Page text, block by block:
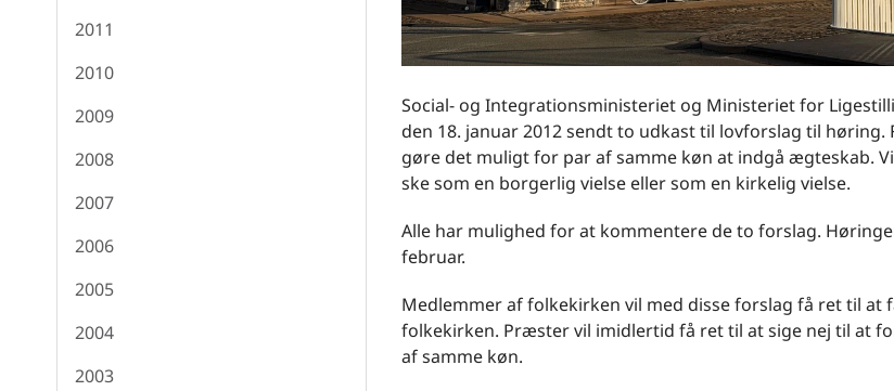
2011
2010
2009
2008
2007
2006
2005
2004
2003
Social- og Integrationsministeriet og Ministeriet for
den 18. januar 2012 sendt to udkast til lovforslag til høring.
gøre det muligt for par af samme køn at indgå ægteskab.
ske som en borgerlig vielse eller som en kirkelig vielse.
Alle har mulighed for at kommentere de to forslag.
februar.
Medlemmer af folkekirken vil med disse forslag få ret til at
folkekirken. Præster vil imidlertid få ret til at sige nej til at
af samme køn.